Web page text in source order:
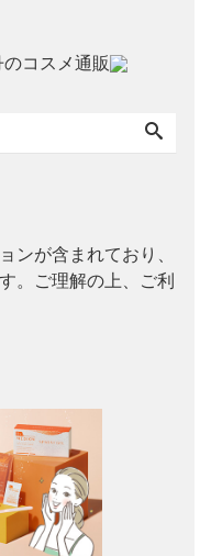
ンが含まれており、
。ご理解の上、ご利